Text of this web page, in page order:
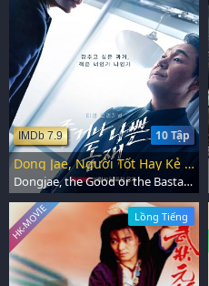
10 Tập
IMDb 7.9
Dong Jae, Người Tốt Hay Kẻ Xấu
Dongjae, the Good or the Bastard (2024)
Lồng Tiếng
HK-MOVIE